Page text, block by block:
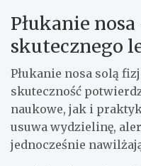
Płukanie
skutecznego
Płukanie nosa solą
skuteczność
naukowe, jak i
usuwa wydzielinę,
jednocześnie